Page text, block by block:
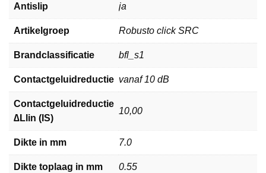
Antislip ja
Artikelgroep Robusto click SRC
Brandclassificatie bfl_s1
Contactgeluidreductie vanaf 10 dB
Contactgeluidreductie
∆Llin (IS)
10,00
Dikte in mm 7.0
Dikte toplaag in mm 0.55